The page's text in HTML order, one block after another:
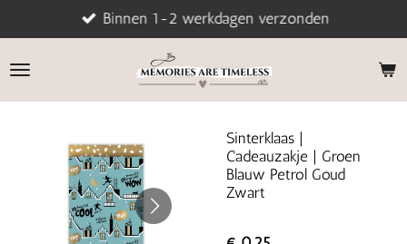
direct
naar
Binnen 1-2 werkdagen verzonden
Sinterklaas |
Cadeauzakje | Groen
Blauw Petrol Goud
Zwart